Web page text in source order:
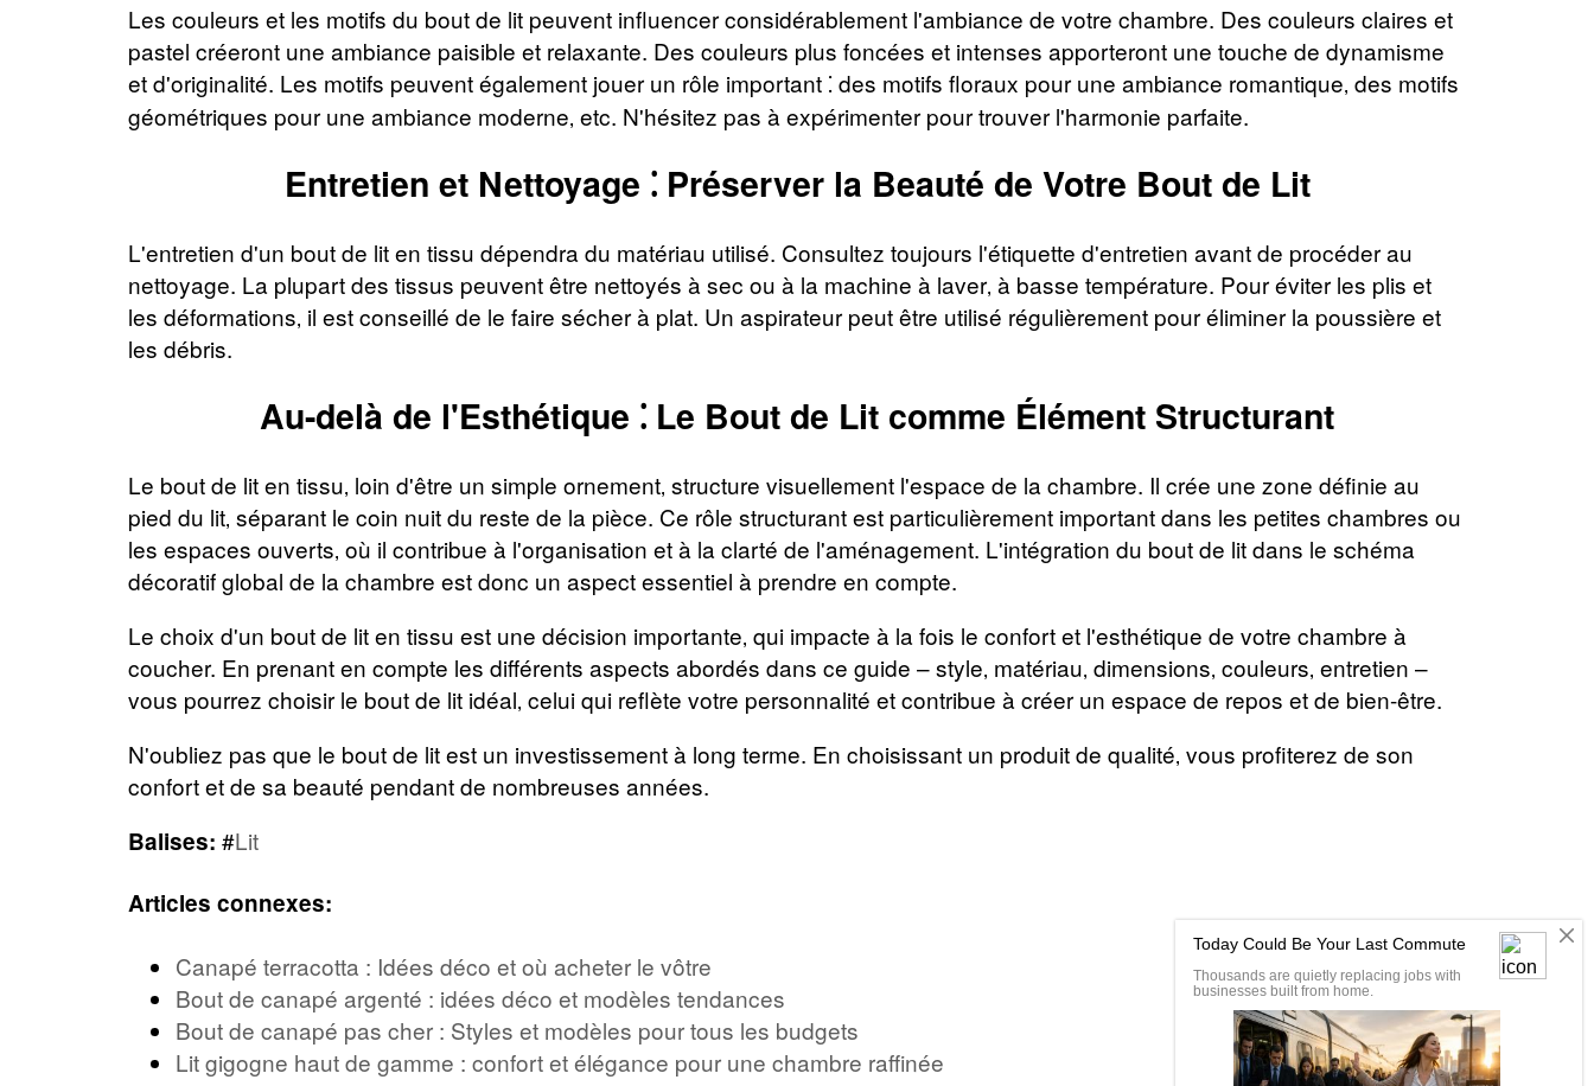
Les couleurs et les motifs du bout de lit peuvent influencer considérablement l'ambiance de votre chambre. Des couleurs claires et
pastel créeront une ambiance paisible et relaxante. Des couleurs plus foncées et intenses apporteront une touche de dynamisme
et d'originalité. Les motifs peuvent également jouer un rôle important ⁚ des motifs floraux pour une ambiance romantique‚ des motifs
géométriques pour une ambiance moderne‚ etc. N'hésitez pas à expérimenter pour trouver l'harmonie parfaite.
Entretien et Nettoyage ⁚ Préserver la Beauté de Votre Bout de Lit
L'entretien d'un bout de lit en tissu dépendra du matériau utilisé. Consultez toujours l'étiquette d'entretien avant de procéder au
nettoyage. La plupart des tissus peuvent être nettoyés à sec ou à la machine à laver‚ à basse température. Pour éviter les plis et
les déformations‚ il est conseillé de le faire sécher à plat. Un aspirateur peut être utilisé régulièrement pour éliminer la poussière et
les débris.
Au-delà de l'Esthétique ⁚ Le Bout de Lit comme Élément Structurant
Le bout de lit en tissu‚ loin d'être un simple ornement‚ structure visuellement l'espace de la chambre. Il crée une zone définie au
pied du lit‚ séparant le coin nuit du reste de la pièce. Ce rôle structurant est particulièrement important dans les petites chambres ou
les espaces ouverts‚ où il contribue à l'organisation et à la clarté de l'aménagement. L'intégration du bout de lit dans le schéma
décoratif global de la chambre est donc un aspect essentiel à prendre en compte.
Le choix d'un bout de lit en tissu est une décision importante‚ qui impacte à la fois le confort et l'esthétique de votre chambre à
coucher. En prenant en compte les différents aspects abordés dans ce guide – style‚ matériau‚ dimensions‚ couleurs‚ entretien –
vous pourrez choisir le bout de lit idéal‚ celui qui reflète votre personnalité et contribue à créer un espace de repos et de bien-être.
N'oubliez pas que le bout de lit est un investissement à long terme. En choisissant un produit de qualité‚ vous profiterez de son
confort et de sa beauté pendant de nombreuses années.
Balises: #Lit
Articles connexes:
Canapé terracotta : Idées déco et où acheter le vôtre
Bout de canapé argenté : idées déco et modèles tendances
Bout de canapé pas cher : Styles et modèles pour tous les budgets
Lit gigogne haut de gamme : confort et élégance pour une chambre raffinée